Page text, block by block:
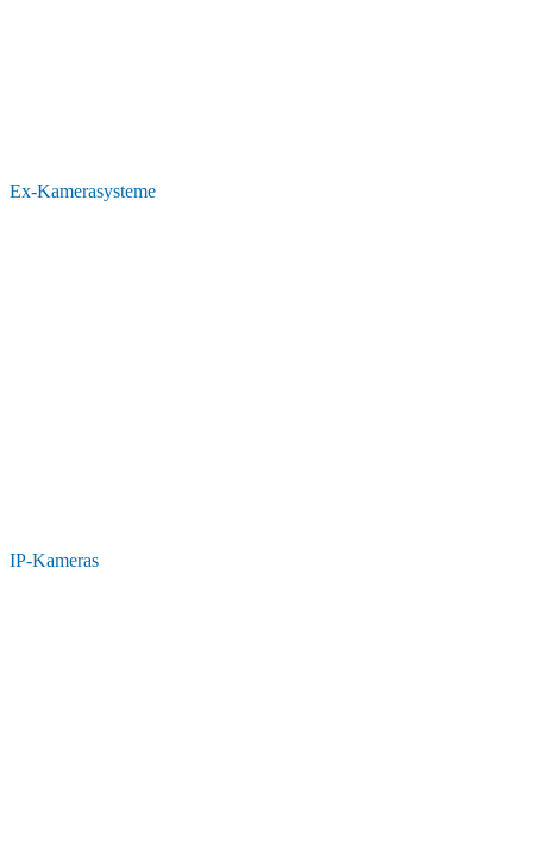
Ex-Kamerasysteme
IP-Kameras